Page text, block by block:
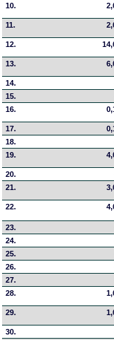
10.
11.
12.
13.
14.
15.
16.
17.
18.
19.
20.
21.
22.
23.
24.
25.
26.
27.
28.
29.
30.